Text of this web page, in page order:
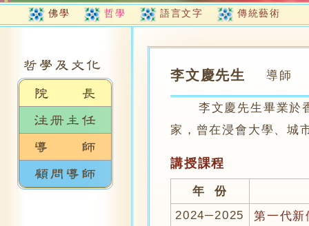
佛學 哲學 語言文字 傳統藝術
李文慶先生 導師
李文慶先生畢業於香
家，曾在浸會大學、城
講授課程
年 份
2024─2025
第一代